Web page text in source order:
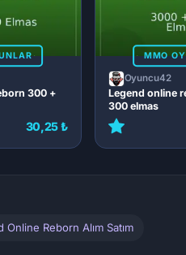
300 +
30,25 ₺
MMO
Oyuncu42
Legend online
300 elmas
Online Reborn Alım Satım